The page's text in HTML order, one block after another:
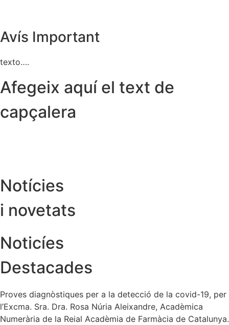
Avís Important
texto….
Afegeix aquí el text de
capçalera
Notícies
i novetats
Noticíes
Destacades
Proves diagnòstiques per a la detecció de la covid-19, per
l’Excma. Sra. Dra. Rosa Núria Aleixandre, Acadèmica
Numerària de la Reial Acadèmia de Farmàcia de Catalunya.